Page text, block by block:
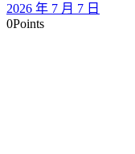
2026 年 7 月 7 日
0Points